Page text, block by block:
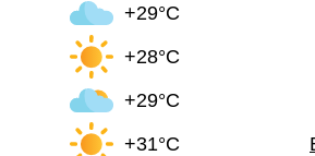
+29°C
+28°C
+29°C
+31°C